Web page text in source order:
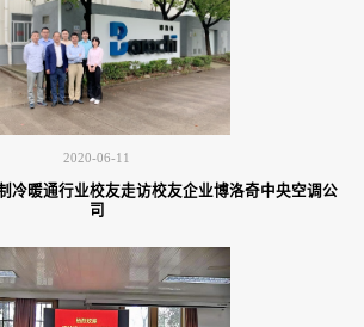
2020-06-11
冷暖通行业校友走访校友企业博洛奇中央空调公
司